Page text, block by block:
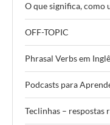
O que significa, como
OFF-TOPIC
Phrasal Verbs em
Podcasts para
Teclinhas – respostas